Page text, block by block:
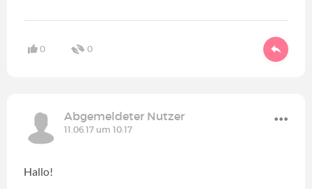
0 0
Abgemeldeter Nutzer
11.06.17 um 10:17
Hallo!